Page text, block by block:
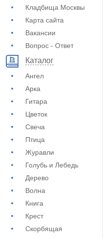
Кладбища Москвы
Карта сайта
Вакансии
Вопрос - Ответ
Каталог
Ангел
Арка
Гитара
Цветок
Свеча
Птица
Журавли
Голубь и Лебедь
Дерево
Волна
Книга
Крест
Скорбящая